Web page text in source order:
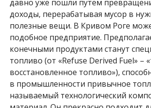
давно уже пошли путем
доходы, перерабатывая мусор в
полезные вещи. В Кривом Роге
подобное предприятие.
конечными продуктами станут
топливо (от «Refuse Derived Fuel» –
восстановленное топливо»),
в промышленности привычное
называемый технологический